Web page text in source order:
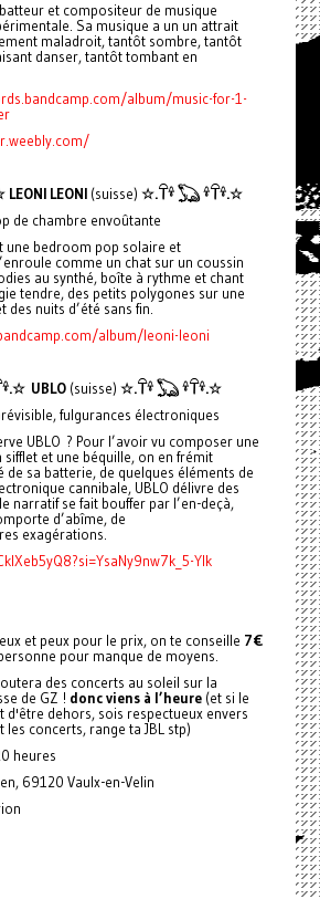
et compositeur de musique
Sa musique a un un attrait
maladroit, tantôt sombre, tantôt
danser, tantôt tombant en
album/music-for-1-
LEONI LEONI (suisse) ☆.𓋼𓍊 𓆏 𓍊𓋼𓍊.☆
de chambre envoûtante
une bedroom pop solaire et
comme un chat sur un coussin
au synthé, boîte à rythme et chant
tendre, des petits polygones sur une
des nuits d’été sans fin.
album/leoni-leoni
UBLO (suisse) ☆.𓋼𓍊 𓆏 𓍊𓋼𓍊.☆
fulgurances électroniques
UBLO ? Pour l’avoir vu composer une
sifflet et une béquille, on en frémit
de sa batterie, de quelques éléments de
cannibale, UBLO délivre des
narratif se fait bouffer par l’en-deçà,
d’abîme, de
exagérations.
YIk
et peux pour le prix, on te conseille 7€
pour manque de moyens.
des concerts au soleil sur la
de GZ ! donc viens à l’heure (et si le
d'être dehors, sois respectueux envers
les concerts, range ta JBL stp)
heures
69120 Vaulx-en-Velin